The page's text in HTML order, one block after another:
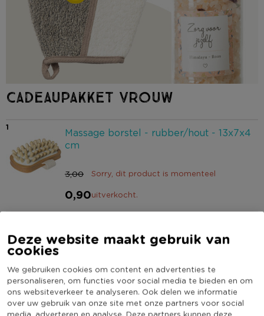
Deze website maakt gebruik van
cookies
We gebruiken cookies om content en advertenties te
personaliseren, om functies voor social media te bieden en om
ons websiteverkeer te analyseren. Ook delen we informatie
over uw gebruik van onze site met onze partners voor social
media, adverteren en analyse. Deze partners kunnen deze
CADEAUPAKKET VROUW
1
Massage borstel - rubber/hout - 13x7x4
cm
3,00
0,90
Sorry, dit product is momenteel
uitverkocht.
24,99
3
Scrub handschoen - naturel - 17.5x21
cm